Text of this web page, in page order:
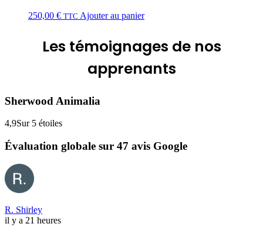
250,00 € TTC Ajouter au panier
Les témoignages de nos
apprenants
Sherwood Animalia
4,9Sur 5 étoiles
Évaluation globale sur 47 avis Google
R. Shirley
il y a 21 heures